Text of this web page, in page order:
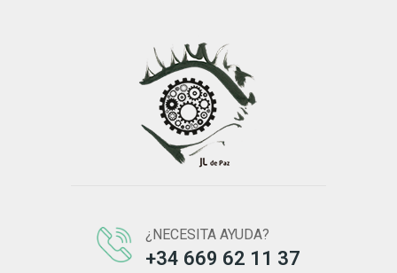
¿NECESITA AYUDA?
+34 669 62 11 37